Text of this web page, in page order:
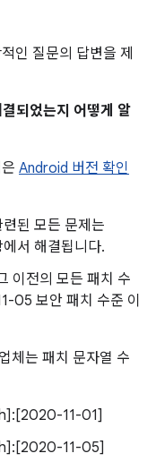
인 질문의 답변을 제
되었는지 어떻게 알
Android 버전 확인
된 모든 문제는
서 해결됩니다.
이전의 모든 패치 수
05 보안 패치 수준 이
체는 패치 문자열 수
11-01]
11-05]